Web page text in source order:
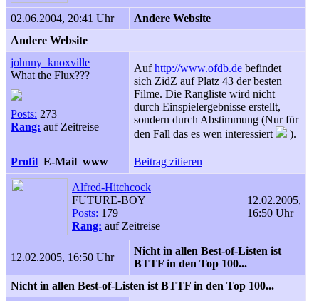
02.06.2004, 20:41 Uhr
Andere Website
Andere Website
johnny_knoxville
What the Flux???
Posts: 273
Rang: auf Zeitreise
Aufhttp://www.ofdb.de befindet
sich ZidZ auf Platz 43 der besten
Filme. Die Rangliste wird nicht
durch Einspielergebnisse erstellt,
sondern durch Abstimmung (Nur für
den Fall das es wen interessiert
).
Profil E-Mail www Beitrag zitieren
Alfred-Hitchcock
FUTURE-BOY
Posts: 179
Rang: auf Zeitreise
12.02.2005,
16:50 Uhr
12.02.2005, 16:50 Uhr
Nicht in allen Best-of-Listen ist
BTTF in den Top 100...
Nicht in allen Best-of-Listen ist BTTF in den Top 100...